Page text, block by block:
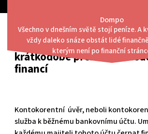
content
Dompo
Všechno v dnešním světě stojí peníze. A
vždy daleko snáze obstát lidé
kterým není po finanční
Menu
Kontokorent využíváme na
krátkodobé překlenutí
financí
Kontokorentní úvěr, neboli
služba k běžnému bankovnímu účtu.